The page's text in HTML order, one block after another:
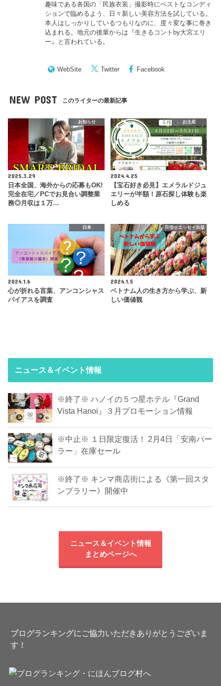
趣味である各国の「民族衣装」撮影時にベストなコンディ
ションで臨めるよう、日々新しい美容方法を試している。
本人はしっかりしているつもりなのに、度々変な事に巻き
込まれる。地元の後輩からは『生きるコントby大宮エリ
ー』と言われている。
WebSite Twitter Facebook
NEW POST このライターの最新記事
お知らせ
2025.3.29
日本全国、海外からの応募もOK!
完全在宅／PCでお見合い調整業
務◎月収は１万…
お土産
2024.4.25
【宝石好き必見】エメラルドジュ
エリーが半額！原石探し体験も楽
しめる
日本
2024.1.6
心が折れる言葉、アンコンシャス
バイアスを調査
目指せエッセイ出版
2024.1.5
ベトナム人の生き方から学ぶ、新
しい価値観
ニュース＆イベント情報
※終了※ ハノイの５つ星ホテル『Grand
Vista Hanoi』３月プロモーション情報
※中止※ １日限定復活！ 2月4日「安南パー
ラー」在庫セール
※終了※ キンマ商店街による《第一回スタ
ンプラリー》開催中
ニュース＆イベント情報
まとめページへ
ブログランキングにご協力いただきありがとうございま
す！